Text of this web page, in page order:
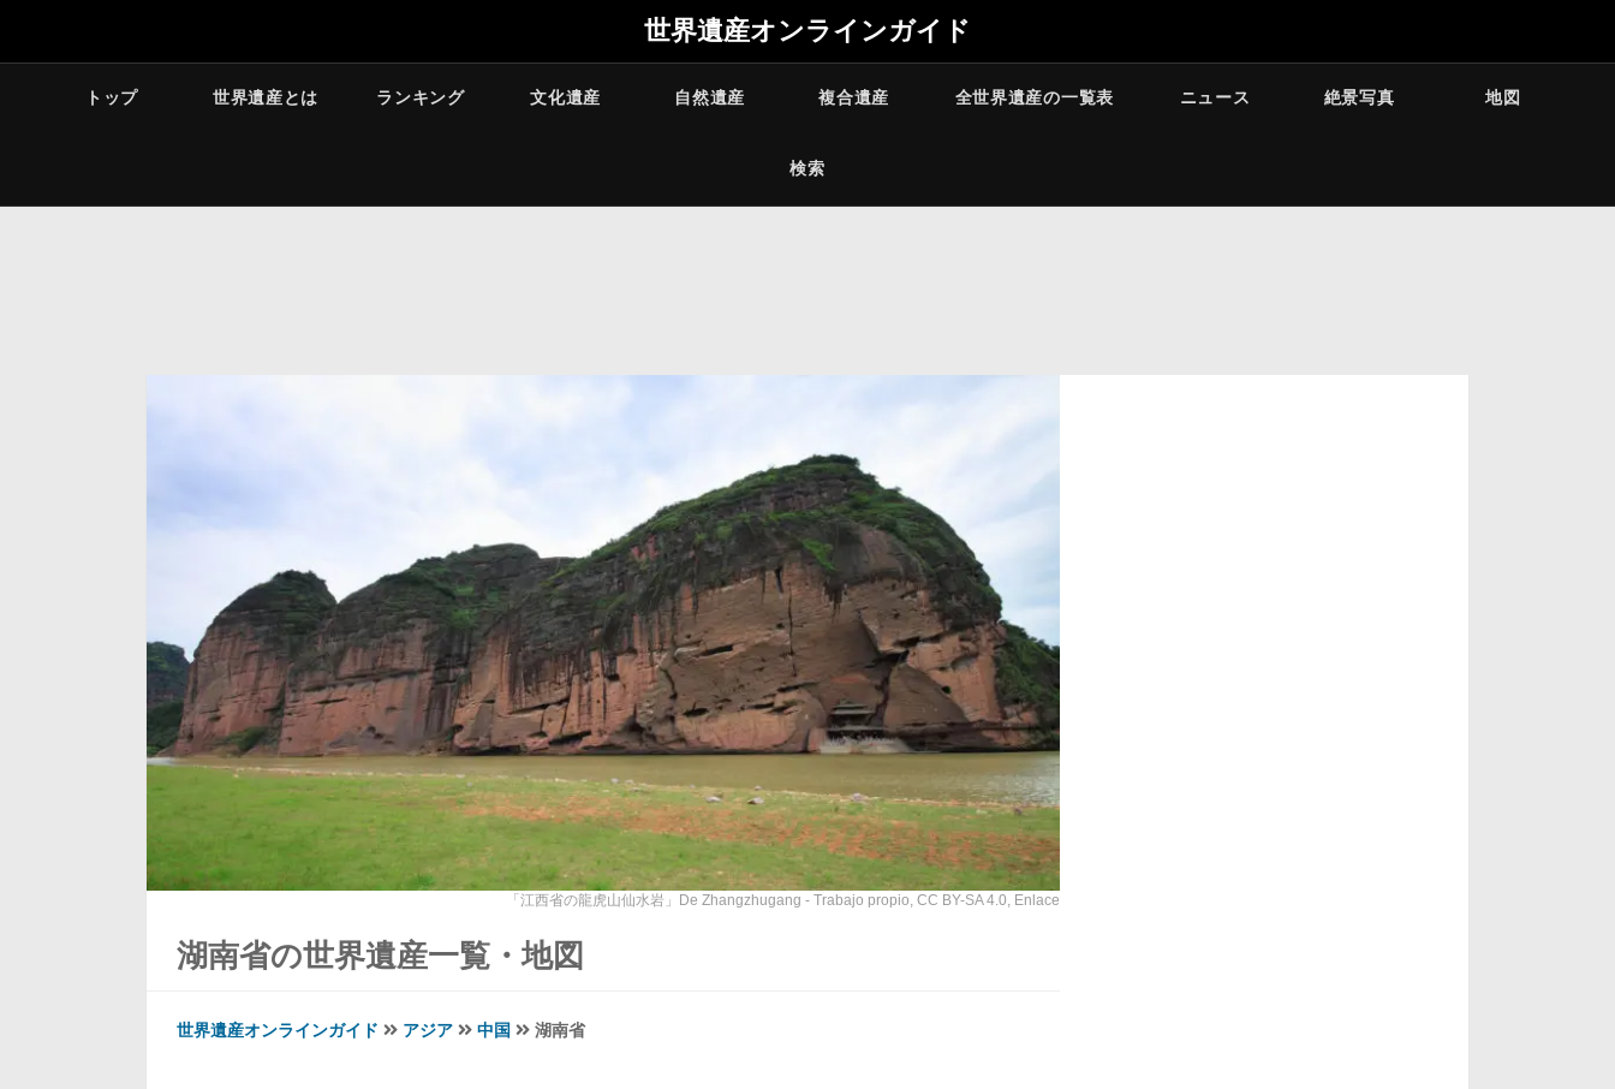
世界遺産オンラインガイド
トップ 世界遺産とは ランキング 文化遺産 自然遺産 複合遺産 全世界遺産の一覧表 ニュース 絶景写真 地図
検索
「江西省の龍虎山仙水岩」De Zhangzhugang - Trabajo propio CC BY-SA 4.0 Enlace
湖南省の世界遺産一覧・地図
世界遺産オンラインガイド アジア 中国 湖南省